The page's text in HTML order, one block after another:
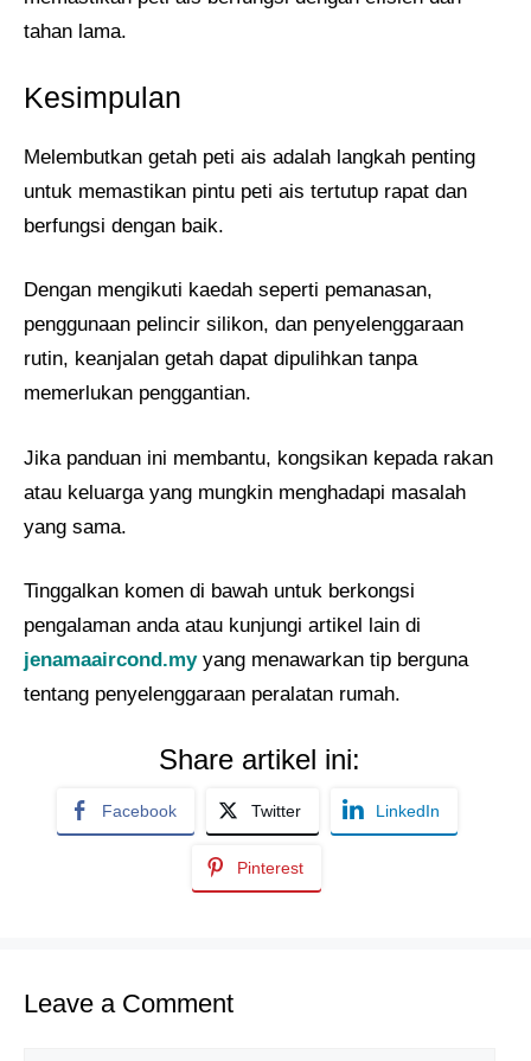
tahan lama.
Kesimpulan
Melembutkan getah peti ais adalah langkah penting
untuk memastikan pintu peti ais tertutup rapat dan
berfungsi dengan baik.
Dengan mengikuti kaedah seperti pemanasan,
penggunaan pelincir silikon, dan penyelenggaraan
rutin, keanjalan getah dapat dipulihkan tanpa
memerlukan penggantian.
Jika panduan ini membantu, kongsikan kepada rakan
atau keluarga yang mungkin menghadapi masalah
yang sama.
Tinggalkan komen di bawah untuk berkongsi
pengalaman anda atau kunjungi artikel lain di
jenamaaircond.myyang menawarkan tip berguna
tentang penyelenggaraan peralatan rumah.
Share artikel ini:
Facebook Twitter LinkedIn
Pinterest
Leave a Comment